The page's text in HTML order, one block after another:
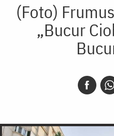
(Foto)
„Bucur